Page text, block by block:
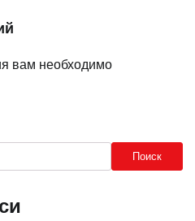
вам необходимо
Поиск